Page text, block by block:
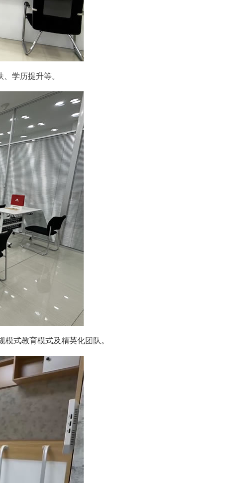
学历提升等。
式教育模式及精英化团队。